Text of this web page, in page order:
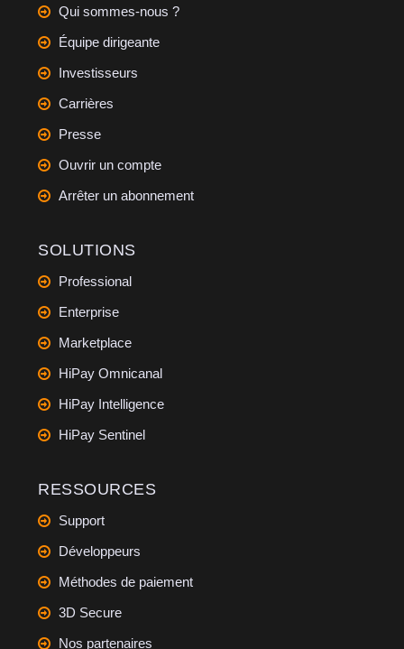
Qui sommes-nous ?
Équipe dirigeante
Investisseurs
Carrières
Presse
Ouvrir un compte
Arrêter un abonnement
SOLUTIONS
Professional
Enterprise
Marketplace
HiPay Omnicanal
HiPay Intelligence
HiPay Sentinel
RESSOURCES
Support
Développeurs
Méthodes de paiement
3D Secure
Nos partenaires